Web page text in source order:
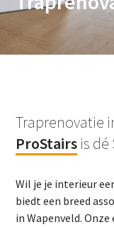
Traprenovatie
ProStairs is
Wil je je interieur
biedt een breed
in Wapenveld.